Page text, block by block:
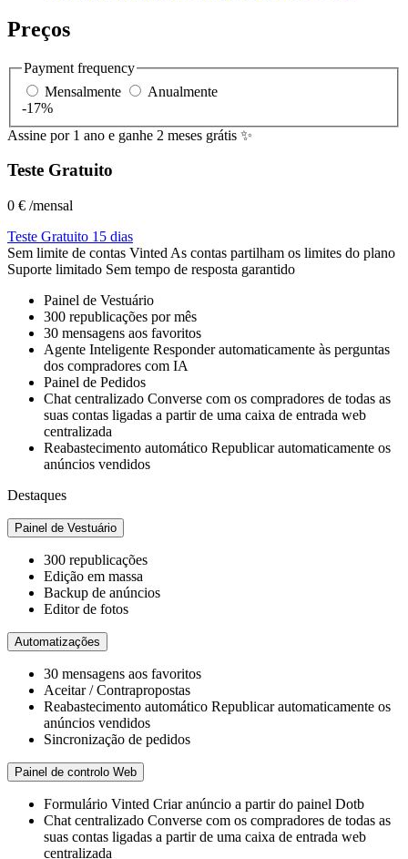
Preços
Payment frequency
Mensalmente
Anualmente
-17%
Assine por 1 ano e ganhe 2 meses grátis ✨
Teste Gratuito
0 € /mensal
Teste Gratuito 15 dias
Sem limite de contas Vinted As contas partilham os limites do plano
Suporte limitado Sem tempo de resposta garantido
Painel de Vestuário
300 republicações por mês
30 mensagens aos favoritos
Agente Inteligente Responder automaticamente às perguntas
dos compradores com IA
Painel de Pedidos
Chat centralizado Converse com os compradores de todas as
suas contas ligadas a partir de uma caixa de entrada web
centralizada
Reabastecimento automático Republicar automaticamente os
anúncios vendidos
Destaques
Painel de Vestuário
300 republicações
Edição em massa
Backup de anúncios
Editor de fotos
Automatizações
30 mensagens aos favoritos
Aceitar / Contrapropostas
Reabastecimento automático Republicar automaticamente os
anúncios vendidos
Sincronização de pedidos
Painel de controlo Web
Formulário Vinted Criar anúncio a partir do painel Dotb
Chat centralizado Converse com os compradores de todas as
suas contas ligadas a partir de uma caixa de entrada web
centralizada